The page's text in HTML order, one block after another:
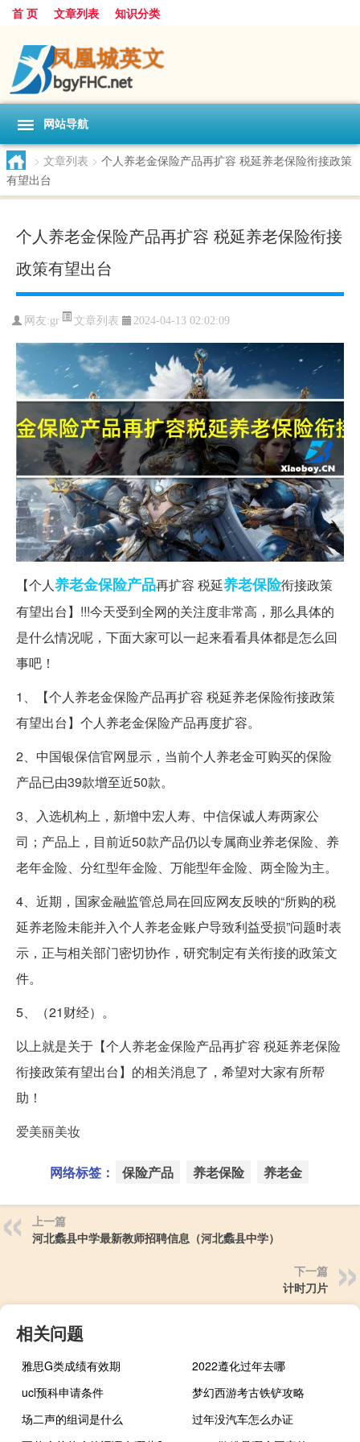
首 页 文章列表 知识分类
网站导航
> 文章列表 > 个人养老金保险产品再扩容 税延养老保险衔接政策
有望出台
个人养老金保险产品再扩容 税延养老保险衔接
政策有望出台
网友:gr 文章列表 2024-04-13 02:02:09
【个人养老金保险产品再扩容 税延养老保险衔接政策
有望出台】!!!今天受到全网的关注度非常高，那么具体的
是什么情况呢，下面大家可以一起来看看具体都是怎么回
事吧！
1、【个人养老金保险产品再扩容 税延养老保险衔接政策
有望出台】个人养老金保险产品再度扩容。
2、中国银保信官网显示，当前个人养老金可购买的保险
产品已由39款增至近50款。
3、入选机构上，新增中宏人寿、中信保诚人寿两家公
司；产品上，目前近50款产品仍以专属商业养老保险、养
老年金险、分红型年金险、万能型年金险、两全险为主。
4、近期，国家金融监管总局在回应网友反映的“所购的税
延养老险未能并入个人养老金账户导致利益受损”问题时表
示，正与相关部门密切协作，研究制定有关衔接的政策文
件。
5、（21财经）。
以上就是关于【个人养老金保险产品再扩容 税延养老保险
衔接政策有望出台】的相关消息了，希望对大家有所帮
助！
爱美丽美妆
网络标签： 保险产品 养老保险 养老金
上一篇
河北蠡县中学最新教师招聘信息（河北蠡县中学）
下一篇
计时刀片
相关问题
雅思G类成绩有效期
2022遵化过年去哪
ucl预科申请条件
梦幻西游考古铁铲攻略
场二声的组词是什么
过年没汽车怎么办证